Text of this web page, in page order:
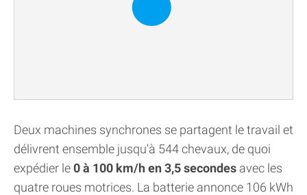
Deux machines synchrones se partagent le travail et
délivrent ensemble jusqu'à 544 chevaux, de quoi
expédier le0 à 100 km/h en 3,5 secondes avec les
quatre roues motrices. La batterie annonce 106 kWh